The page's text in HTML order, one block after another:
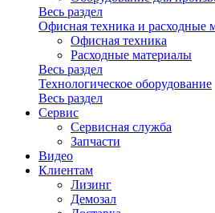
Весь раздел
Офисная техника и расходные
Офисная техника
Расходные материалы
Весь раздел
Технологическое оборудование
Весь раздел
Сервис
Сервисная служба
Запчасти
Видео
Клиентам
Лизинг
Демозал